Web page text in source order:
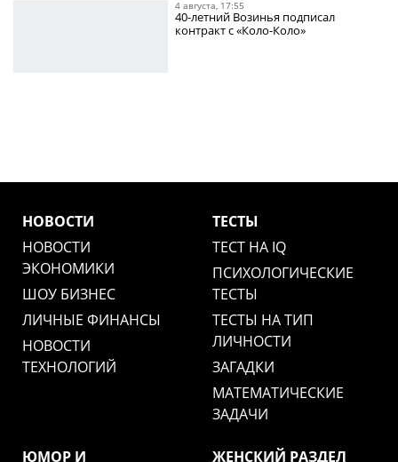
4 августа, 17:55
40-летний Возинья подписал
контракт с «Коло-Коло»
НОВОСТИ
НОВОСТИ
ЭКОНОМИКИ
ШОУ БИЗНЕС
ЛИЧНЫЕ ФИНАНСЫ
НОВОСТИ
ТЕХНОЛОГИЙ
ТЕСТЫ
ТЕСТ НА IQ
ПСИХОЛОГИЧЕСКИЕ
ТЕСТЫ
ТЕСТЫ НА ТИП
ЛИЧНОСТИ
ЗАГАДКИ
МАТЕМАТИЧЕСКИЕ
ЗАДАЧИ
ЮМОР И
ЖЕНСКИЙ РАЗДЕЛ